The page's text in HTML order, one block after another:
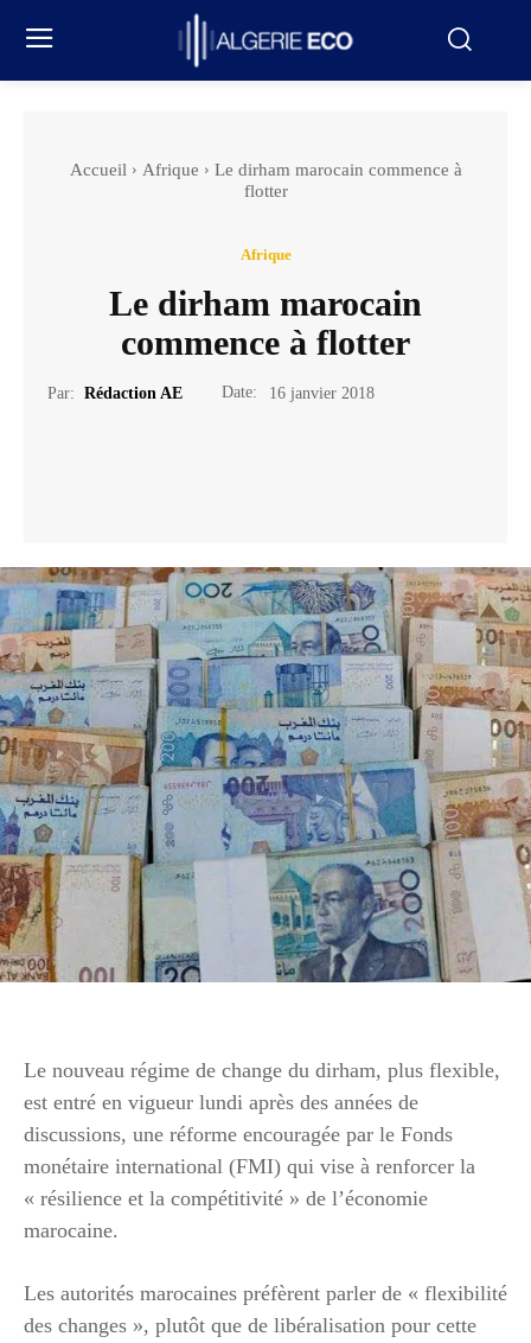
Accueil Afrique
Le dirham marocain commence à
flotter
Afrique
Le dirham marocain
commence à flotter
Par: Rédaction AE Date: 16 janvier 2018
Le nouveau régime de change du dirham, plus flexible,
est entré en vigueur lundi après des années de
discussions, une réforme encouragée par le Fonds
monétaire international (FMI) qui vise à renforcer la
« résilience et la compétitivité » de l’économie
marocaine.
Les autorités marocaines préfèrent parler de « flexibilité
des changes », plutôt que de libéralisation pour cette